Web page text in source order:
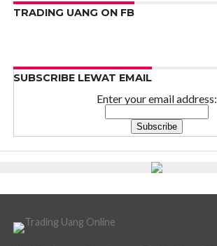
TRADING UANG ON FB
SUBSCRIBE LEWAT EMAIL
Enter your email address: